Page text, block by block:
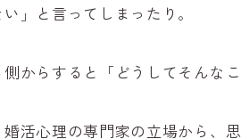
」と言ってしまったり。
側からすると「どうしてそんな
活心理の専門家の立場から、